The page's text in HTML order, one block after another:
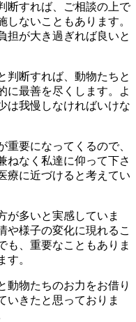
断すれば、ご相談の上で
しないこともあります。
担が大き過ぎれば良いと
判断すれば、動物たちと
に最善を尽くします。よ
は我慢しなければいけな
要になってくるので、
ねなく私達に仰って下さ
療に近づけると考えてい
が多いと実感していま
や様子の変化に現れるこ
も、重要なこともありま
す。
動物たちのお力をお借り
いきたと思っておりま